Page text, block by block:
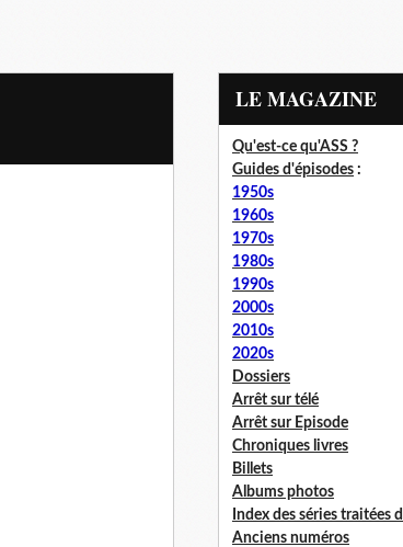
LE MAGAZINE
Qu'est-ce qu'ASS ?
Guides d'épisodes :
1950s
1960s
1970s
1980s
1990s
2000s
2010s
2020s
Dossiers
Arrêt sur télé
Arrêt sur Episode
Chroniques livres
Billets
Albums photos
Index des séries traitées
Anciens numéros